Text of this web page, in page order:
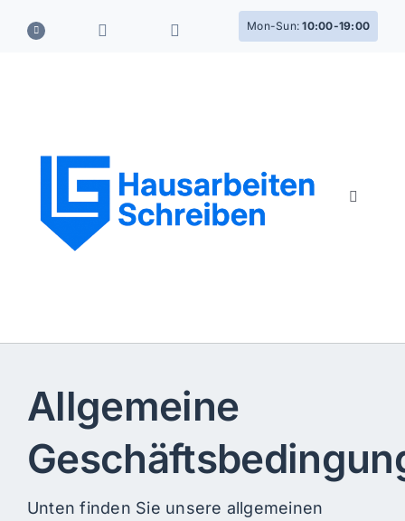
Mon-Sun:10:00-19:00
Toggle
So funktioniert
Preise
Allgemeine
Unten finden Sie unsere allgemeinen